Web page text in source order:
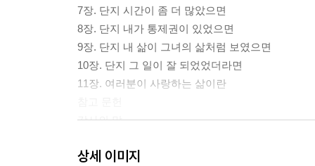
7장. 단지 시간이 좀 더 많았으면
8장. 단지 내가 통제권이 있었으면
9장. 단지 내 삶이 그녀의 삶처럼 보였으면
10장. 단지 그 일이 잘 되었었더라면
11장. 여러분이 사랑하는 삶이란
감사의 말
상세 이미지